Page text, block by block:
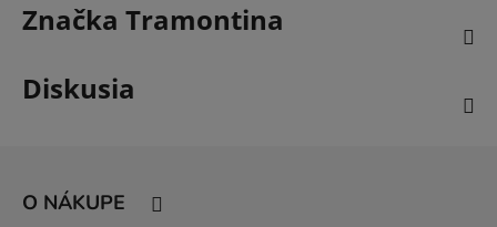
Značka Tramontina
Diskusia
O NÁKUPE